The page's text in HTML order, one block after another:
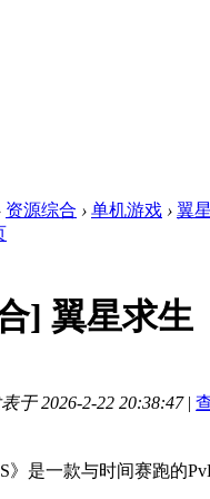
资源综合 › 单机游戏 › 翼
] 翼星求生
于 2026-2-22 20:38:47 |
》是一款与时间赛跑的